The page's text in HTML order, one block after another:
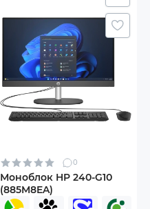
0
Моноблок HP 240-G10
(885M8EA)